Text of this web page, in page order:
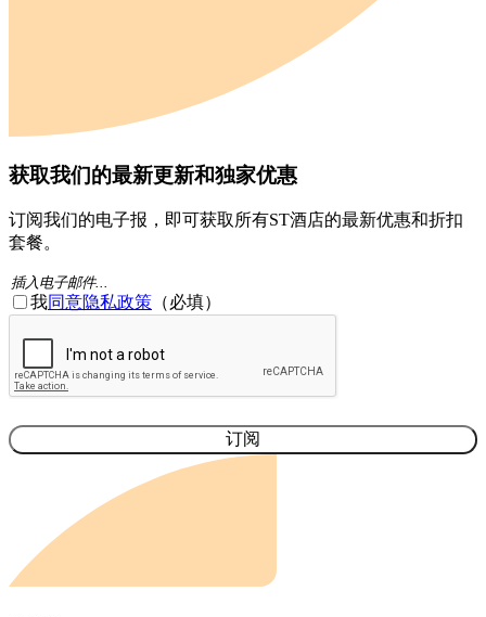
获取我们的最新更新和独家优惠
订阅我们的电子报，即可获取所有ST酒店的最新优惠和折扣
套餐。
电
子
(必
须
写）
同
(必
填)
我同意隐私政策 （必填）
码